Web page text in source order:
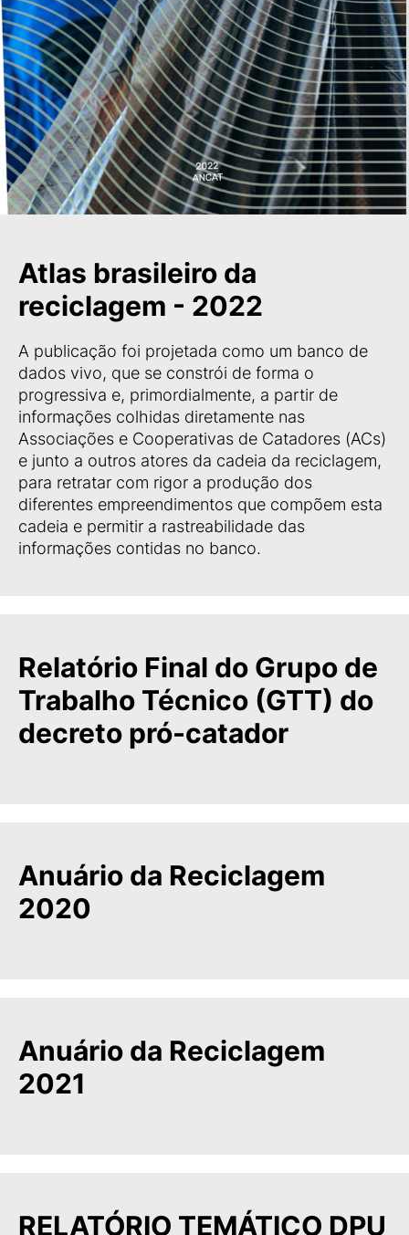
Atlas brasileiro da
reciclagem - 2022
A publicação foi projetada como um banco de
dados vivo, que se constrói de forma o
progressiva e, primordialmente, a partir de
informações colhidas diretamente nas
Associações e Cooperativas de Catadores (ACs)
e junto a outros atores da cadeia da reciclagem,
para retratar com rigor a produção dos
diferentes empreendimentos que compõem esta
cadeia e permitir a rastreabilidade das
informações contidas no banco.
Relatório Final do Grupo de
Trabalho Técnico (GTT) do
decreto pró-catador
Anuário da Reciclagem
2020
Anuário da Reciclagem
2021
RELATÓRIO TEMÁTICO DPU